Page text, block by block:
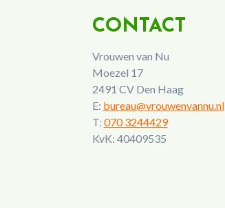
CONTACT
Vrouwen van Nu
Moezel 17
2491 CV Den Haag
E: bureau@vrouwenvannu.nl
T: 070 3244429
KvK: 40409535